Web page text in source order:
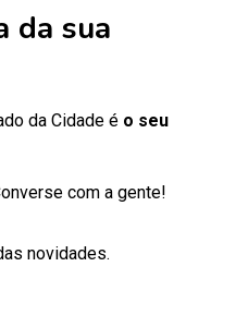
da sua
da Cidade é o seu
com a gente!
novidades.